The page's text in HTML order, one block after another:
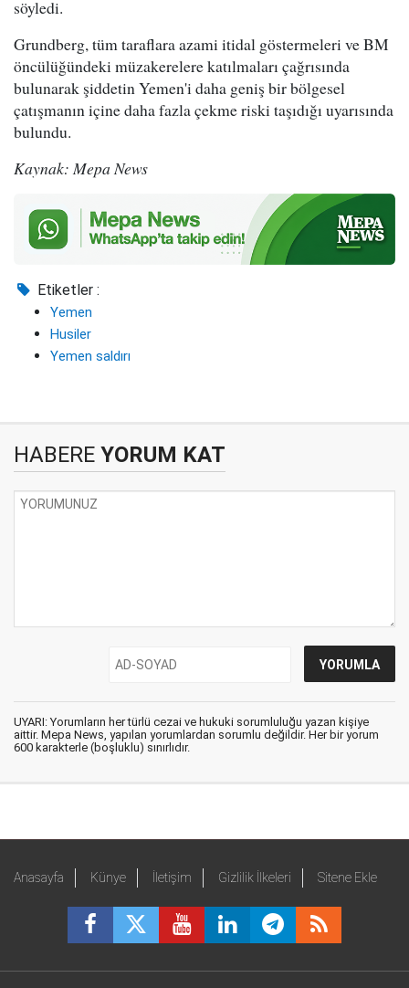
söyledi.
Grundberg, tüm taraflara azami itidal göstermeleri ve BM
öncülüğündeki müzakerelere katılmaları çağrısında
bulunarak şiddetin Yemen'i daha geniş bir bölgesel
çatışmanın içine daha fazla çekme riski taşıdığı uyarısında
bulundu.
Kaynak: Mepa News
Etiketler :
Yemen
Husiler
Yemen saldırı
HABERE YORUM KAT
UYARI: Yorumların her türlü cezai ve hukuki sorumluluğu yazan kişiye
aittir. Mepa News, yapılan yorumlardan sorumlu değildir. Her bir yorum
600 karakterle (boşluklu) sınırlıdır.
Anasayfa Künye İletişim Gizlilik İlkeleri Sitene Ekle